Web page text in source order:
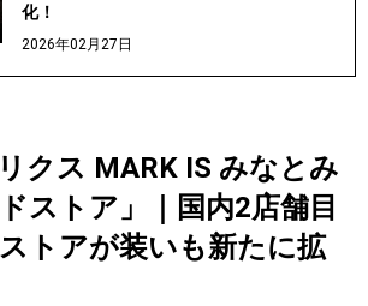
化！
2026年02月27日
クス MARK IS みなとみ
ストア」｜国内2店舗目
トアが装いも新たに拡